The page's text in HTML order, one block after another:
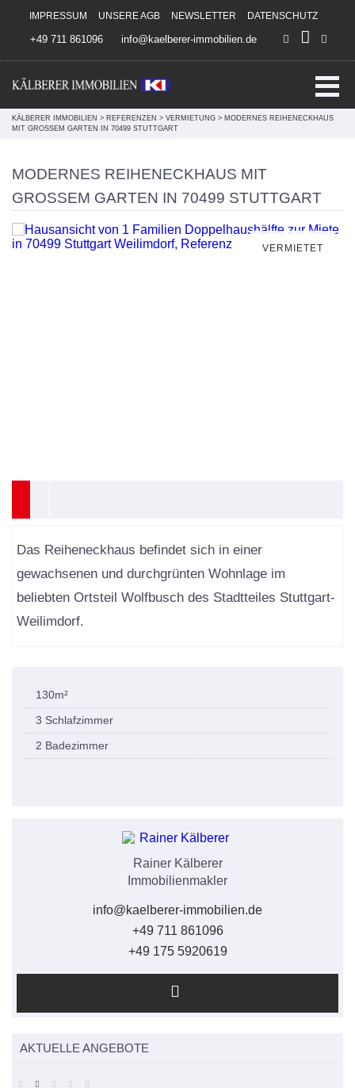
Direkt zum Inhalt springen
IMPRESSUM UNSERE AGB NEWSLETTER DATENSCHUTZ
+49 711 861096 info@kaelberer-immobilien.de
KÄLBERER IMMOBILIEN > REFERENZEN > VERMIETUNG > MODERNES REIHENECKHAUS
MIT GROSSEM GARTEN IN 70499 STUTTGART
MODERNES REIHENECKHAUS MIT
GROSSEM GARTEN IN 70499 STUTTGART
VERMIETET
Das Reiheneckhaus befindet sich in einer
gewachsenen und durchgrünten Wohnlage im
beliebten Ortsteil Wolfbusch des Stadtteiles Stuttgart-
Weilimdorf.
130m²
3 Schlafzimmer
2 Badezimmer
Rainer Kälberer
Immobilienmakler
info@kaelberer-immobilien.de
+49 711 861096
+49 175 5920619
AKTUELLE ANGEBOTE